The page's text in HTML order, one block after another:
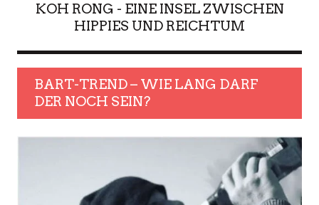
KOH RONG - EINE INSEL ZWISCHEN
HIPPIES UND REICHTUM
BART-TREND – WIE LANG DARF
DER NOCH SEIN?